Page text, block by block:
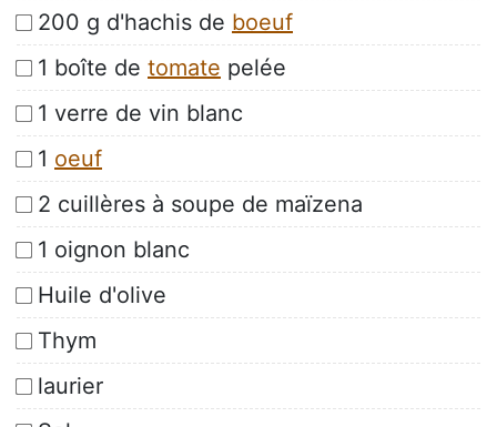
200 g d'hachis de boeuf
1 boîte de tomate pelée
1 verre de vin blanc
1 oeuf
2 cuillères à soupe de maïzena
1 oignon blanc
Huile d'olive
Thym
laurier